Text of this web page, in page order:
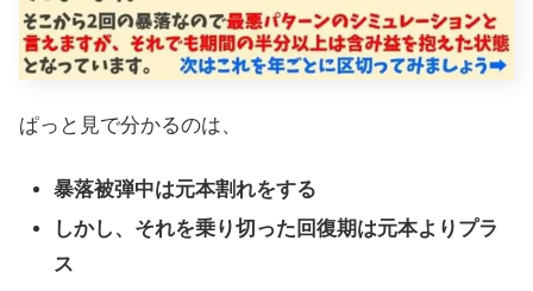
ぱっと見で分かるのは、
暴落被弾中は元本割れをする
しかし、それを乗り切った回復期は元本よりプラ
ス